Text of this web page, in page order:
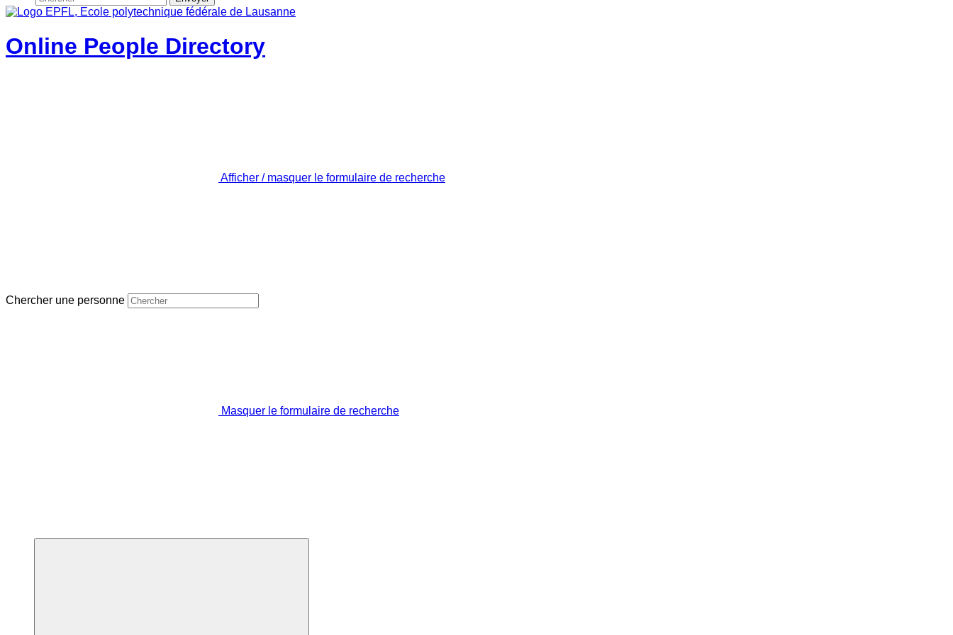
Online People Directory
Afficher / masquer le formulaire de recherche
Chercher une personne
Masquer le formulaire de recherche